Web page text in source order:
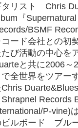
タリスト Chris
『
BSMF
コード会社との初
たび活動の中心を
と共に2006～
で全世界をツアー
Chris
Shrapnel Records
P-vine)
ビルボード ブル